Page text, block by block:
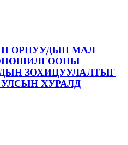
ОРНУУДЫН МАЛ
ЗОХИЦУУЛАЛТЫГ
ХУРАЛД